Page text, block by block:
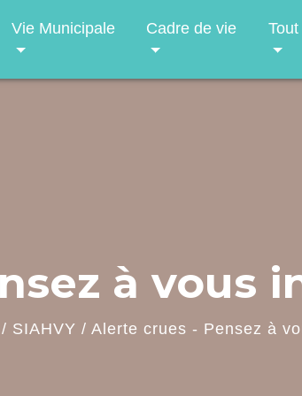
Vie Municipale Cadre de vie
à vous
/ SIAHVY / Alerte crues - Pensez à